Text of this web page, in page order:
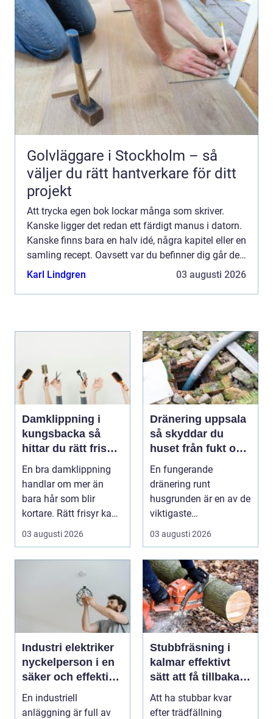
Golvläggare i Stockholm – så
väljer du rätt hantverkare för ditt
projekt
Att trycka egen bok lockar många som skriver.
Kanske ligger det redan ett färdigt manus i datorn.
Kanske finns bara en halv idé, några kapitel eller en
samling recept. Oavsett var du befinner dig går det
att förvand...
Karl Lindgren 03 augusti 2026
Damklippning i
kungsbacka så
hittar du rätt frisör
och stil
En bra damklippning
handlar om mer än
bara hår som blir
kortare. Rätt frisyr kan
förstärka ansiktsfo...
03 augusti 2026
Dränering uppsala
så skyddar du
huset från fukt och
mögel
En fungerande
dränering runt
husgrunden är en av de
viktigaste
förutsättningarna för
ett friskt hus....
03 augusti 2026
Industri elektriker
nyckelperson i en
säker och effektiv
produktion
En industriell
anläggning är full av
Stubbfräsning i
kalmar effektivt
sätt att få tillbaka
trädgården
Att ha stubbar kvar
efter trädfällning